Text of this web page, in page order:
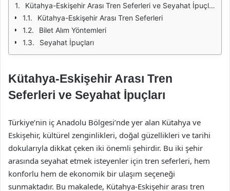
Kütahya-Eskişehir Arası Tren Seferleri ve Seyahat İpuçları
Kütahya-Eskişehir Arası Tren Seferleri
Bilet Alım Yöntemleri
Seyahat İpuçları
Kütahya-Eskişehir Arası Tren
Seferleri ve Seyahat İpuçları
Türkiye’nin iç Anadolu Bölgesi’nde yer alan Kütahya ve
Eskişehir, kültürel zenginlikleri, doğal güzellikleri ve tarihi
dokularıyla dikkat çeken iki önemli şehirdir. Bu iki şehir
arasında seyahat etmek isteyenler için tren seferleri, hem
konforlu hem de ekonomik bir ulaşım seçeneği
sunmaktadır. Bu makalede, Kütahya-Eskişehir arası tren